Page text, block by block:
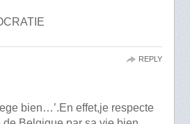
bien…’.En effet,je respecte
REPLY